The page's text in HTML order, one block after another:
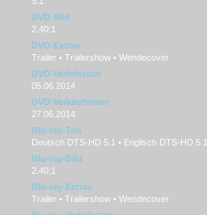
DVD-Bild
2.40:1
DVD-Extras
Trailer • Trailershow • Wendecover
DVD-Verleihstart
05.06.2014
DVD-Verkaufsstart
27.06.2014
Blu-ray-Ton
Deutsch DTS-HD 5.1 • Englisch DTS-HD 5.1
Blu-ray-Bild
2.40:1
Blu-ray-Extras
Trailer • Trailershow • Wendecover